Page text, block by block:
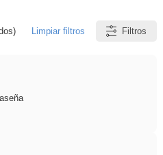
Limpiar filtros Filtros